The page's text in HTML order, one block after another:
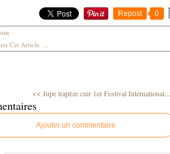
Repost 0
Cet Article …
<< Jupe trapèze cuir 1er Festival
Ajouter un commentaire